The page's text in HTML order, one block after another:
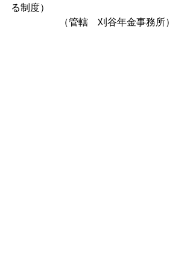
る制度）
（管轄　刈谷年金事務所）